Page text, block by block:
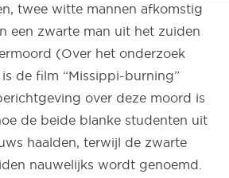
twee witte mannen afkomstig
een zwarte man uit het zuiden
(Over het onderzoek
de film “Missippi-burning”
over deze moord is
de beide blanke studenten uit
haalden, terwijl de zwarte
nauwelijks wordt genoemd.